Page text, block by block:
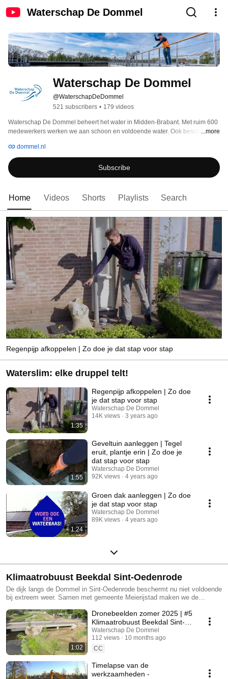
Waterschap De Dommel
Waterschap De Dommel
@WaterschapDeDommel
521 subscribers • 179 videos
Waterschap De Dommel beheert het water in Midden-Brabant. Met ruim 600
medewerkers werken we aan schoon en voldoende water. Ook beschermen
(grond)waterpeil te beheren, rioolwater te zuiveren en te zorgen voor schoon
water in beken en sloten. Zo kun je prettig wonen, werken en recreëren.
...more
dommel.nl
Subscribe
Home Videos Shorts Playlists Search
Regenpijp afkoppelen | Zo doe je dat stap voor stap
Waterslim: elke druppel telt!
1:35
Regenpijp afkoppelen | Zo doe
je dat stap voor stap
Waterschap De Dommel
14K views
3 years ago
1:55
Geveltuin aanleggen | Tegel
eruit, plantje erin | Zo doe je
dat stap voor stap
Waterschap De Dommel
92K views
4 years ago
1:24
Groen dak aanleggen | Zo doe
je dat stap voor stap
Waterschap De Dommel
89K views
4 years ago
Klimaatrobuust Beekdal Sint-Oedenrode
De dijk langs de Dommel in Sint-Oedenrode beschermt nu niet voldoende
bij extreem weer. Samen met gemeente Meierijstad maken we de
1:02
Dronebeelden zomer 2025 | #5
Klimaatrobuust Beekdal Sint-
Oedenrode
Waterschap De Dommel
112 views
10 months ago
CC
Timelapse van de
werkzaamheden -